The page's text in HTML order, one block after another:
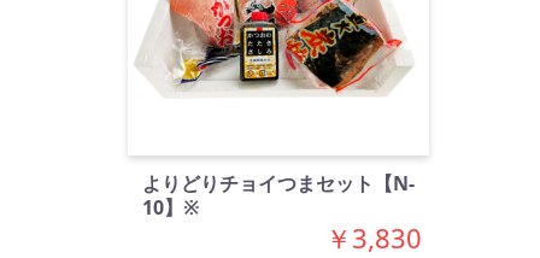
よりどりチョイつまセット【N-
10】※
￥3,830